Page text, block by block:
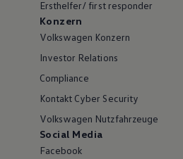
Ersthelfer/ first responder
Konzern
Volkswagen Konzern
Investor Relations
Compliance
Kontakt Cyber Security
Volkswagen Nutzfahrzeuge
Social Media
Facebook